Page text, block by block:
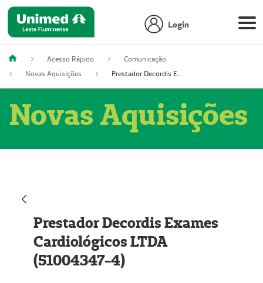
Login
Acesso Rápido
Comunicação
Novas Aquisições
Prestador Decordis Exames Cardiológicos LTDA (51004347-4)
Novas Aquisições
Prestador Decordis Exames
Cardiológicos LTDA
(51004347-4)